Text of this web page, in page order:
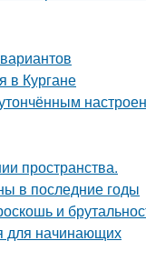
в Кургане
пространства.
в последние годы
и
для начинающих